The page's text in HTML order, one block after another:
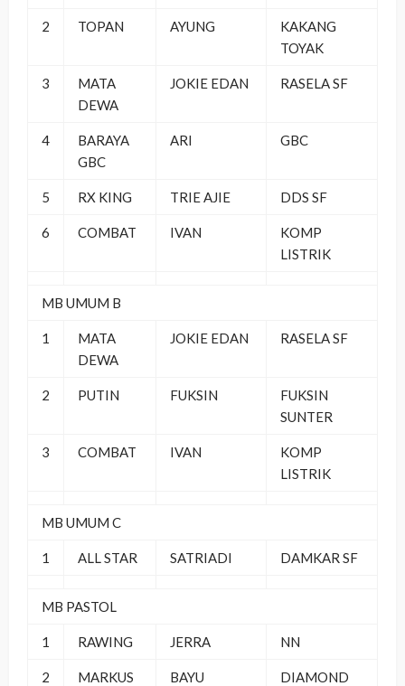
2 TOPAN AYUNG
KAKANG
TOYAK
3
MATA
DEWA
JOKIE EDAN RASELA SF
4
BARAYA
GBC
ARI GBC
5 RX KING TRIE AJIE DDS SF
6 COMBAT IVAN
KOMP
LISTRIK
MB UMUM B
1
MATA
DEWA
JOKIE EDAN RASELA SF
2 PUTIN FUKSIN
FUKSIN
SUNTER
3 COMBAT IVAN
KOMP
LISTRIK
MB UMUM C
1 ALL STAR SATRIADI DAMKAR SF
MB PASTOL
1 RAWING JERRA NN
2 MARKUS
BAYU
DIAMOND